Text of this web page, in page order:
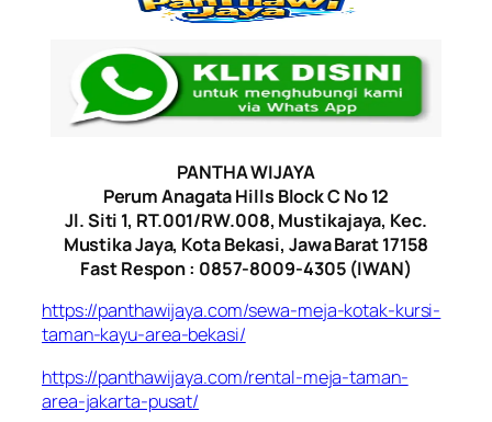
PANTHA WIJAYA
Perum Anagata Hills Block C No 12
Jl. Siti 1, RT.001/RW.008, Mustikajaya, Kec.
Mustika Jaya, Kota Bekasi, Jawa Barat 17158
Fast Respon : 0857-8009-4305 (IWAN)
https://panthawijaya.com/sewa-meja-kotak-kursi-
taman-kayu-area-bekasi/
https://panthawijaya.com/rental-meja-taman-
area-jakarta-pusat/